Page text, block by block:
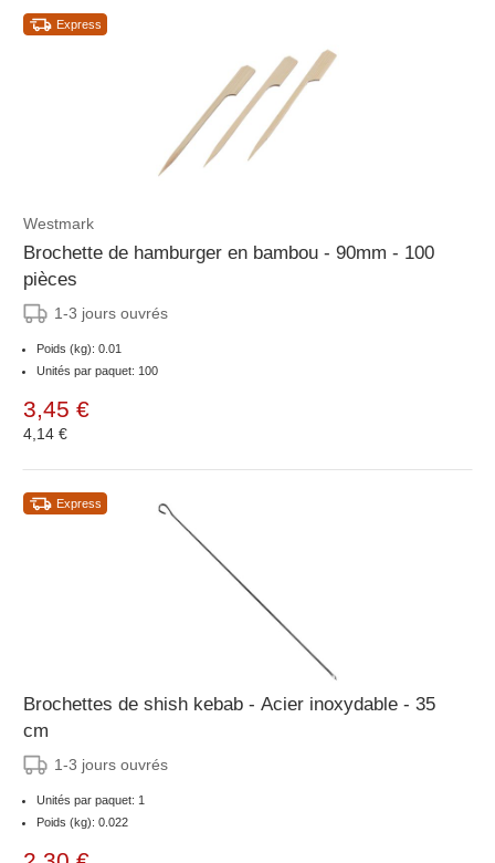
Express
Westmark
Brochette de hamburger en bambou - 90mm - 100
pièces
1-3 jours ouvrés
Poids (kg): 0.01
Unités par paquet: 100
3,45 €
4,14 €
Express
Brochettes de shish kebab - Acier inoxydable - 35
cm
1-3 jours ouvrés
Unités par paquet: 1
Poids (kg): 0.022